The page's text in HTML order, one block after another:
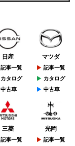
日産
記事一覧
カタログ
中古車
マツダ
記事一覧
カタログ
中古車
三菱
記事一覧
光岡
記事一覧